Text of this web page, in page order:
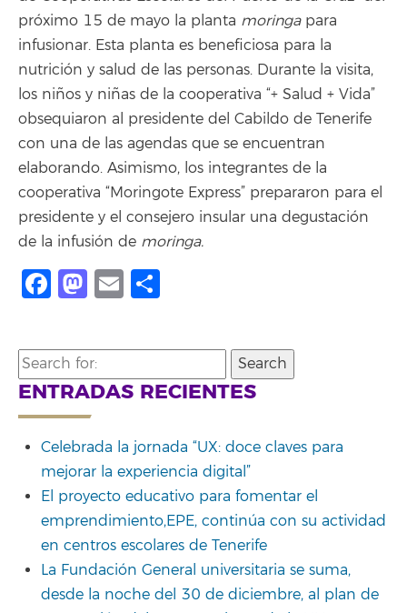
próximo 15 de mayo la planta moringa para
infusionar. Esta planta es beneficiosa para la
nutrición y salud de las personas. Durante la visita,
los niños y niñas de la cooperativa “+ Salud + Vida”
obsequiaron al presidente del Cabildo de Tenerife
con una de las agendas que se encuentran
elaborando. Asimismo, los integrantes de la
cooperativa “Moringote Express” prepararon para el
presidente y el consejero insular una degustación
de la infusión de moringa.
Facebook
Mastodon
Email
Search
for:
ENTRADAS RECIENTES
Celebrada la jornada “UX: doce claves para
mejorar la experiencia digital”
El proyecto educativo para fomentar el
emprendimiento,EPE, continúa con su actividad
en centros escolares de Tenerife
La Fundación General universitaria se suma,
desde la noche del 30 de diciembre, al plan de